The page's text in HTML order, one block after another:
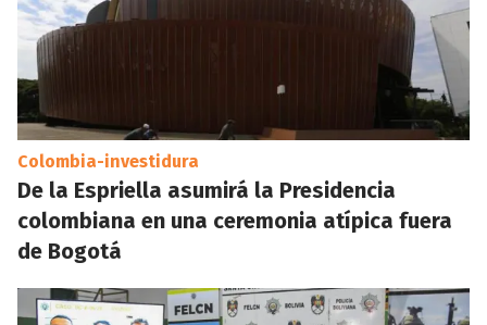
Colombia-investidura
De la Espriella asumirá la Presidencia
colombiana en una ceremonia atípica fuera
de Bogotá